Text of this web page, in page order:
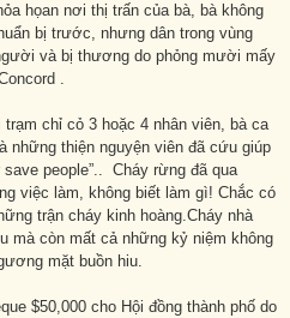
họan nơi thị trấn của bà, bà không
bị trước, nhưng dân trong vùng
và bị thương do phỏng mười mấy
.
chỉ cỏ 3 hoặc 4 nhân viên, bà ca
những thiện nguyện viên đã cứu giúp
people”.. Cháy rừng đã qua
việc làm, không biết làm gì! Chắc có
trận cháy kinh hoàng.Cháy nhà
mà còn mất cả những kỷ niệm không
mặt buồn hiu.
$50,000 cho Hội đồng thành phố do